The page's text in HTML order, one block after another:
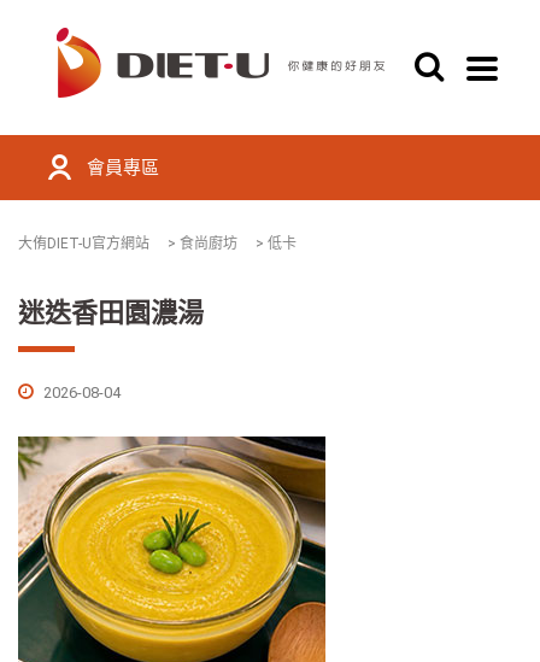
會員專區
大侑DIET-U官方網站 > 食尚廚坊 > 低卡
迷迭香田園濃湯
2026-08-04